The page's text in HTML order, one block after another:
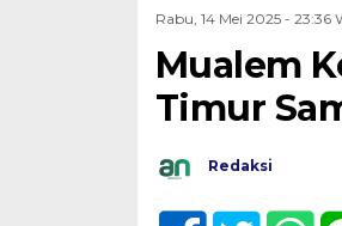
Rabu, 14 Mei 2025 - 23:36
Mualem
Timur
Redaksi